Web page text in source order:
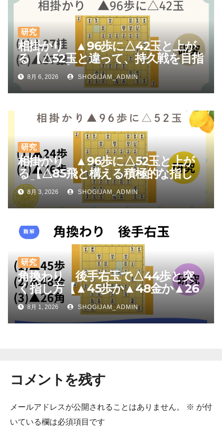
研究
相掛かり ▲96歩に△42玉と上が
る【△52玉と違って、持久戦を目指
しやすい】
8月 6, 2026 SHOGIJAM_ADMIN
研究
相掛かり ▲96歩に△52玉と上が
る【△85飛と構える積極的な指し
方】
8月 3, 2026 SHOGIJAM_ADMIN
研究
角換わり 後手右玉で△44歩と突
く指し方【▲45歩か▲48金か▲26
角か】
8月 1, 2026 SHOGIJAM_ADMIN
コメントを残す
メールアドレスが公開されることはありません。 ※ が付
いている欄は必須項目です